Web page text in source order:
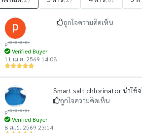
p*********
Verified Buyer
11 เม.ย. 2569 14:08
ถูกใจความคิดเห็น
p*********
Verified Buyer
8 เม.ย. 2569 23:14
Smart salt chlorinator น่าใช้
ถูกใจความคิดเห็น